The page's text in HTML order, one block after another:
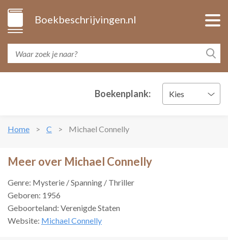
Boekbeschrijvingen.nl
Boekenplank: Kies
Home C Michael Connelly
Meer over Michael Connelly
Genre: Mysterie / Spanning / Thriller
Geboren: 1956
Geboorteland: Verenigde Staten
Website: Michael Connelly